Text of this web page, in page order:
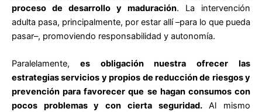
proceso de desarrollo y maduración. La intervención
adulta pasa, principalmente, por estar allí –para lo que pueda
pasar–, promoviendo responsabilidad y autonomía.
Paralelamente, es obligación nuestra ofrecer las
estrategias servicios y propios de reducción de riesgos y
prevención para favorecer que se hagan consumos con
pocos problemas y con cierta seguridad.Al mismo